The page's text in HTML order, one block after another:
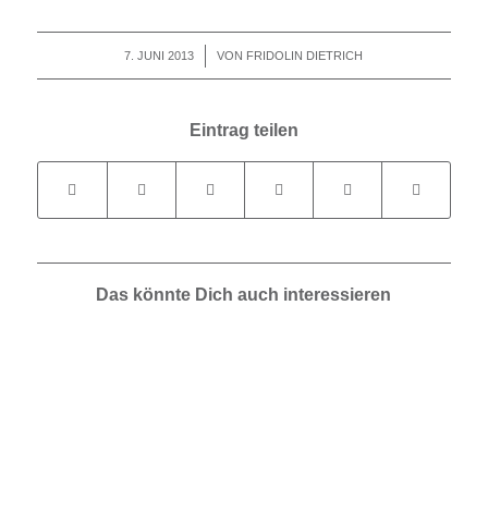
7. JUNI 2013
/ VON FRIDOLIN DIETRICH
Eintrag teilen
Das könnte Dich auch interessieren